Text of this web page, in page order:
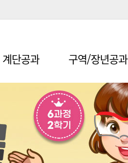
계단공과 구역/장년공과